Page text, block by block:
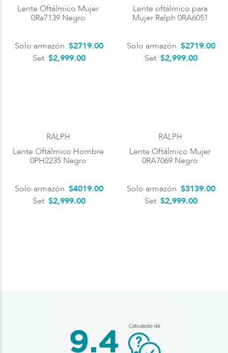
Lente Oftálmico Mujer
0Ra7139 Negro
Solo armazón $2719.00
Set $2,999.00
Lente oftálmico para
Mujer Ralph 0RA6051
Solo armazón $2719.00
Set $2,999.00
RALPH
Lente Oftálmico Hombre
0PH2235 Negro
Solo armazón $4019.00
Set $2,999.00
RALPH
Lente Oftálmico Mujer
0RA7069 Negro
Solo armazón $3139.00
Set $2,999.00